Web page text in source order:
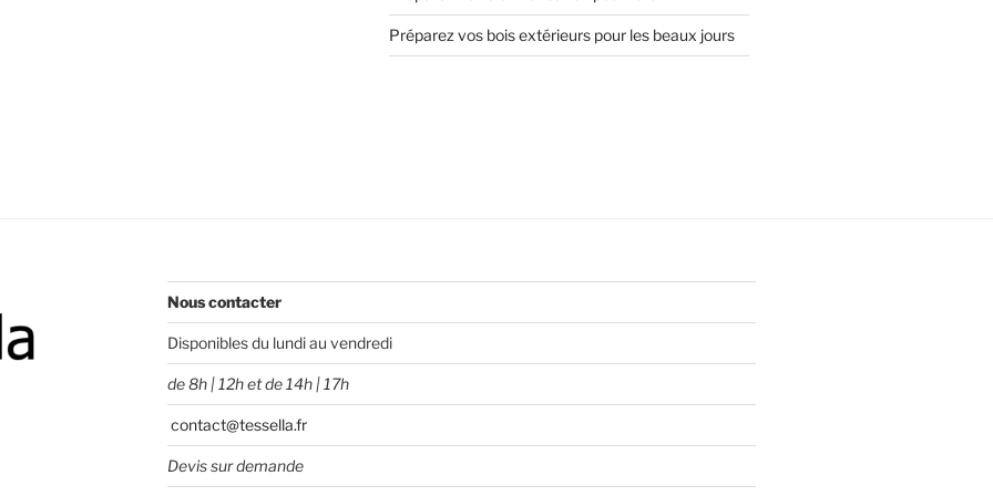
Préparez vos bois extérieurs pour les beaux jours
Nous contacter
Disponibles du lundi au vendredi
de 8h | 12h et de 14h | 17h
contact@tessella.fr
Devis sur demande